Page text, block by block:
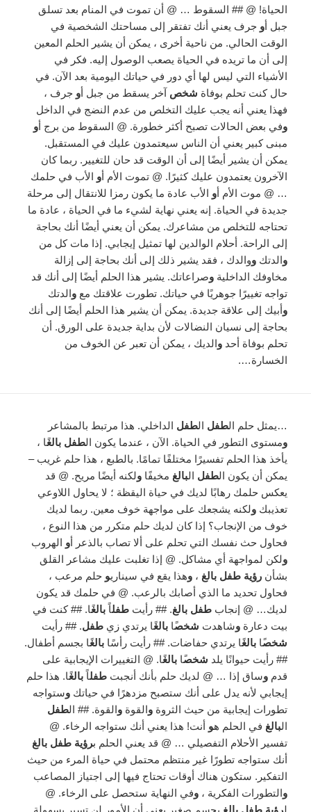
الحياة! @ ## السقوط … @ أن تموت في المنام بعد تسلق
جبل أو جرف يعني أنك تفتقر إلى مساحتك الشخصية في
الوقت الحالي. من ناحية أخرى ، يمكن أن يشير الحلم المعين
إلى أن ما تريده في الحياة يصعب الوصول إليه. فكر في
الأشياء التي ليس لها أي دور في حياتك اليومية بعد الآن. في
حال كنت تحلم بوفاة شخص آخر يسقط من جبل أو جرف ،
فهذا يعني أنه يجب عليك التخلص من عدم النضج في الداخل
وفي بعض الحالات تصبح أكثر خطورة. @ السقوط من برج أو
مبنى كبير يعني أن الناس سيعتمدون عليك في المستقبل.
يمكن أن يشير أيضًا إلى أن الوقت قد حان للتغيير. ربما كان
الآخرون يعتمدون عليك كثيرًا. @ تموت الأم أو الأب في حلمك
… @ موت الأم أو الأب عادة ما يكون رمزا للانتقال إلى مرحلة
جديدة في الحياة. إنه يعني نهاية لشيء ما في الحياة ، عادة ما
تحتاجه للتخلص من مشاعرك. يمكن أن يعني أيضًا أنك بحاجة
إلى الراحة. أحلام الوالدين لها تمثيل إيجابي. إذا مات كل من
والدتكووالدك ، فقد يشير ذلك إلى أنك بحاجة إلى إزالة
مخاوفك الداخليةوصراعاتك. يشير هذا الحلم أيضًا إلى أنك قد
تواجه تغييرًا جوهريًا في حياتك. تطورت علاقتك معوالدتك
وأبيك إلى علاقة جديدة. يمكن أن يشير هذا الحلم أيضًا إلى أنك
بحاجة إلى نسيان النضالات لأن بداية جديدة على الورق. أن
تحلم بوفاة أحدوالديك ، يمكن أن تعبر عن الخوف من
الخسارة….
…يمثل حلم الطفل الطفل الداخلي. هذا مرتبط بالمشاعر
ومستوى التطور في الحياة. الآن ، عندما يكون الطفل بالغًا ،
يأخذ هذا الحلم تفسيرًا مختلفًا تمامًا. بالطبع ، هذا حلم غريب –
يمكن أن يكون الطفل البالغ مخيفًاولكنه أيضًا مريح. @ قد
يعكس حلمك رهابًا لديك في حياة اليقظة ؛ لا يحاول اللاوعي
تعذيبكولكنه يشجعك على مواجهة خوف معين. ربما لديك
خوف من الإنجاب؟ إذا كان لديك حلم متكرر من هذا النوع ،
فحاول حث نفسك التي تحلم على ألا تصاب بالذعر أو الهروب
ولكن لمواجهة أي مشاكل. @ إذا تغلبت عليك مشاعر القلق
بشأنرؤية طفل بالغ ،وهذا يقع في سيناريو حلم مرعب ،
فحاول تحديد ما الذي أصابك بالرعب. @ في حلمك قد يكون
لديك… @ إنجابطفل بالغ. ## رأيتطفلاًبالغًا. ## كنت في
بيت دعارةوشاهدت شخصًابالغًا يرتدي زيطفل. ## رأيت
شخصًابالغًا يرتدي حفاضات. ## رأيت رأسًابالغًا بجسم أطفال.
## رأيت حيوانًا يلد شخصًابالغًا. @ التغييرات الإيجابية على
قدموساق إذا … @ لديك حلم بأنك أنجبتطفلاًبالغًا. هذا حلم
إيجابي لأنه يدل على أنك ستصبح مزدهرًا في حياتكوستواجه
تطورات إيجابية من حيث الثروةوالقوةوالقوة. ## الطفل
البالغ في الحلم هو أنت! هذا يعني أنك ستواجه الرخاء. @
تفسير الأحلام التفصيلي … @ قد يعني الحلم برؤية طفل بالغ
أنك ستواجه تطورًا غير منتظم محتمل في حياة المرء من حيث
التفكير. ستكون هناك أوقات تحتاج فيها إلى اجتياز المصاعب
والتطورات الفكرية ،وفي النهاية ستحصل على الرخاء. @